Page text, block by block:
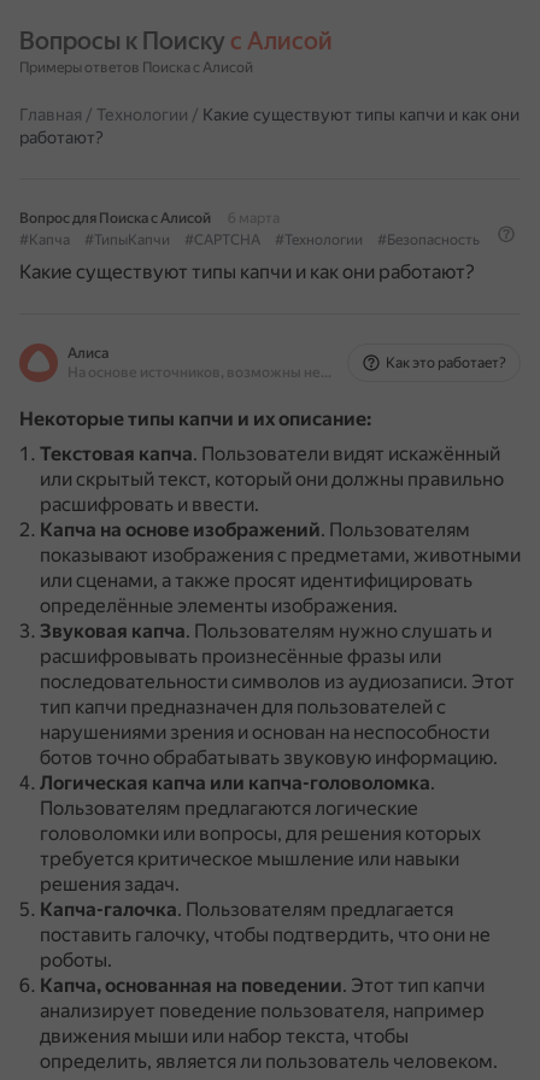
Вопросы к Поиску с Алисой
Примеры ответов Поиска с Алисой
Главная / Технологии / Какие существуют типы капчи и как они
работают?
Вопрос для Поиска с Алисой
6 марта
#Капча
#ТипыКапчи #CAPTCHA #Технологии #Безопасность
Какие существуют типы капчи и как они работают?
Алиса
На основе источников, возможны неточности
Как это работает?
Некоторые типы капчи и их описание:
Текстовая капча. Пользователи видят искажённый
или скрытый текст, который они должны правильно
расшифровать и ввести.
Капча на основе изображений. Пользователям
показывают изображения с предметами, животными
или сценами, а также просят идентифицировать
определённые элементы изображения.
Звуковая капча. Пользователям нужно слушать и
расшифровывать произнесённые фразы или
последовательности символов из аудиозаписи. Этот
тип капчи предназначен для пользователей с
нарушениями зрения и основан на неспособности
ботов точно обрабатывать звуковую информацию.
Логическая капча или капча-головоломка.
Пользователям предлагаются логические
головоломки или вопросы, для решения которых
требуется критическое мышление или навыки
решения задач.
Капча-галочка. Пользователям предлагается
поставить галочку, чтобы подтвердить, что они не
роботы.
Капча, основанная на поведении. Этот тип капчи
анализирует поведение пользователя, например
движения мыши или набор текста, чтобы
определить, является ли пользователь человеком.